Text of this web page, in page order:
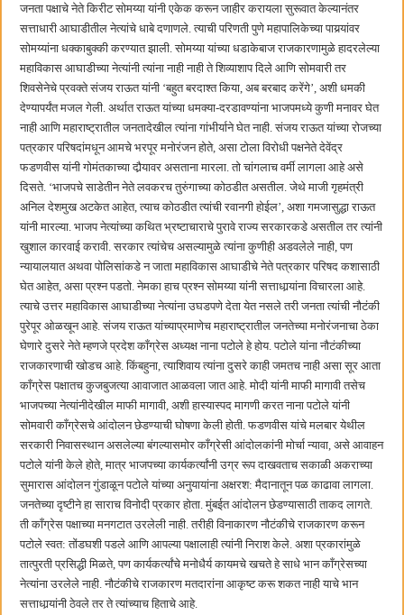
हर घर तिरंगा अभियानासंदर्भात पनवेलमध्ये बैठक
जनता पक्षाचे नेते किरीट सोमय्या यांनी एकेक करून जाहीर करायला सुरूवात केल्यानंतर
सत्ताधारी आघाडीतील नेत्यांचे धाबे दणाणले. त्याची परिणती पुणे महापालिकेच्या पायर्‍यांवर
सोमय्यांना धक्काबुक्की करण्यात झाली. सोमय्या यांच्या धडाकेबाज राजकारणामुळे हादरलेल्या
महाविकास आघाडीच्या नेत्यांनी त्यांना नाही नाही ते शिव्याशाप दिले आणि सोमवारी तर
शिवसेनेचे प्रवक्ते संजय राऊत यांनी ‘बहुत बरदाश्त किया, अब बरबाद करेंगे’, अशी धमकी
देण्यापर्यंत मजल गेली. अर्थात राऊत यांच्या धमक्या-दरडावण्यांना भाजपमध्ये कुणी मनावर घेत
नाही आणि महाराष्ट्रातील जनतादेखील त्यांना गांभीर्याने घेत नाही. संजय राऊत यांच्या रोजच्या
पत्रकार परिषदांमधून आमचे भरपूर मनोरंजन होते, असा टोला विरोधी पक्षनेते देवेंद्र
फडणवीस यांनी गोमंतकाच्या दौर्‍यावर असताना मारला. तो चांगलाच वर्मी लागला आहे असे
दिसते. ‘भाजपचे साडेतीन नेते लवकरच तुरुंगाच्या कोठडीत असतील. जेथे माजी गृहमंत्री
अनिल देशमुख अटकेत आहेत, त्याच कोठडीत त्यांची रवानगी होईल’, अशा गमजासुद्धा राऊत
यांनी मारल्या. भाजप नेत्यांच्या कथित भ्रष्टाचाराचे पुरावे राज्य सरकारकडे असतील तर त्यांनी
खुशाल कारवाई करावी. सरकार त्यांचेच असल्यामुळे त्यांना कुणीही अडवलेले नाही, पण
न्यायालयात अथवा पोलिसांकडे न जाता महाविकास आघाडीचे नेते पत्रकार परिषद कशासाठी
घेत आहेत, असा प्रश्न पडतो. नेमका हाच प्रश्न सोमय्या यांनी सत्ताधार्‍यांना विचारला आहे.
त्याचे उत्तर महाविकास आघाडीच्या नेत्यांना उघडपणे देता येत नसले तरी जनता त्यांची नौटंकी
पुरेपूर ओळखून आहे. संजय राऊत यांच्याप्रमाणेच महाराष्ट्रातील जनतेच्या मनोरंजनाचा ठेका
घेणारे दुसरे नेते म्हणजे प्रदेश काँग्रेस अध्यक्ष नाना पटोले हे होय. पटोले यांना नौटंकीच्या
राजकारणाची खोडच आहे. किंबहुना, त्याशिवाय त्यांना दुसरे काही जमतच नाही असा सूर आता
काँग्रेस पक्षातच कुजबुजत्या आवाजात आळवला जात आहे. मोदी यांनी माफी मागावी तसेच
भाजपच्या नेत्यांनीदेखील माफी मागावी, अशी हास्यास्पद मागणी करत नाना पटोले यांनी
सोमवारी काँग्रेसचे आंदोलन छेडण्याची घोषणा केली होती. फडणवीस यांचे मलबार येथील
सरकारी निवासस्थान असलेल्या बंगल्यासमोर काँग्रेसी आंदोलकांनी मोर्चा न्यावा, असे आवाहन
पटोले यांनी केले होते, मात्र भाजपच्या कार्यकर्त्यांनी उग्र रूप दाखवताच सकाळी अकराच्या
सुमारास आंदोलन गुंडाळून पटोले यांच्या अनुयायांना अक्षरश: मैदानातून पळ काढावा लागला.
जनतेच्या दृष्टीने हा साराच विनोदी प्रकार होता. मुंबईत आंदोलन छेडण्यासाठी ताकद लागते.
ती काँग्रेस पक्षाच्या मनगटात उरलेली नाही. तरीही विनाकारण नौटंकीचे राजकारण करून
पटोले स्वत: तोंडघशी पडले आणि आपल्या पक्षालाही त्यांनी निराश केले. अशा प्रकारांमुळे
तात्पुरती प्रसिद्धी मिळते, पण कार्यकर्त्यांचे मनोधैर्य कायमचे खचते हे साधे भान काँग्रेसच्या
नेत्यांना उरलेले नाही. नौटंकीचे राजकारण मतदारांना आकृष्ट करू शकत नाही याचे भान
सत्ताधार्‍यांनी ठेवले तर ते त्यांच्याच हिताचे आहे.